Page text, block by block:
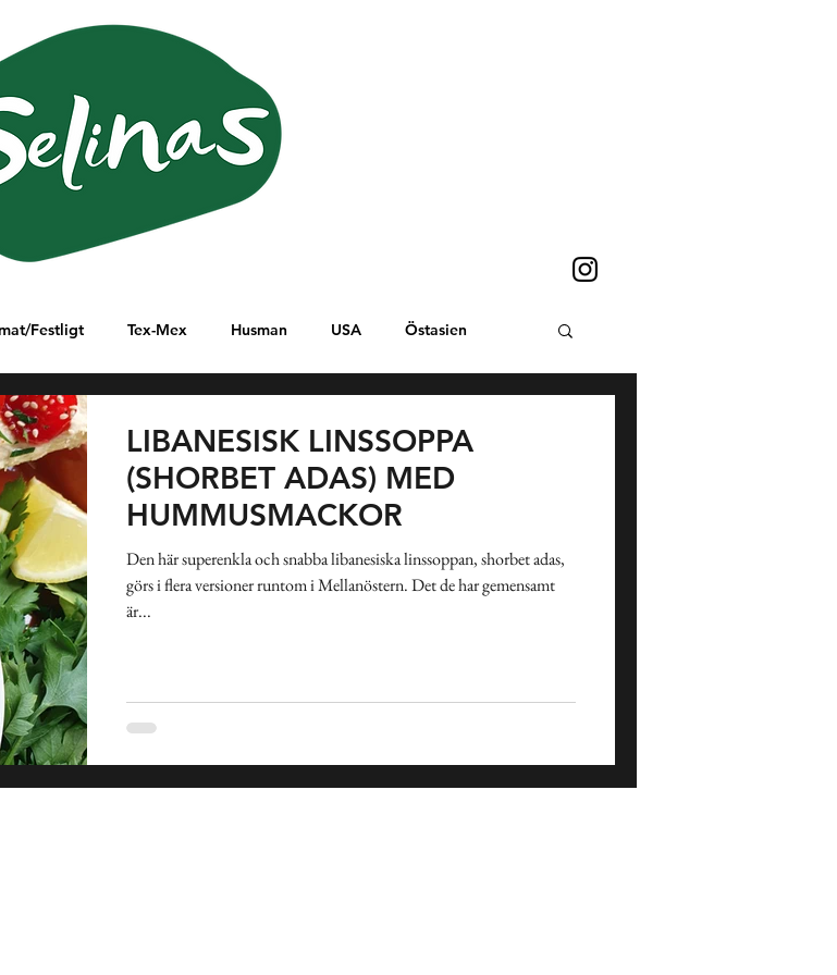
Festligt Tex-Mex Husman USA Östasien
Östafrika
Sallad Gryta Soppa Frukost
Spanien Medelhavet Mexiko Påsk
LIBANESISK LINSSOPPA
(SHORBET ADAS) MED
HUMMUSMACKOR
Den här superenkla och snabba libanesiska linssoppan, shorbet adas,
görs i flera versioner runtom i Mellanöstern. Det de har gemensamt
är...